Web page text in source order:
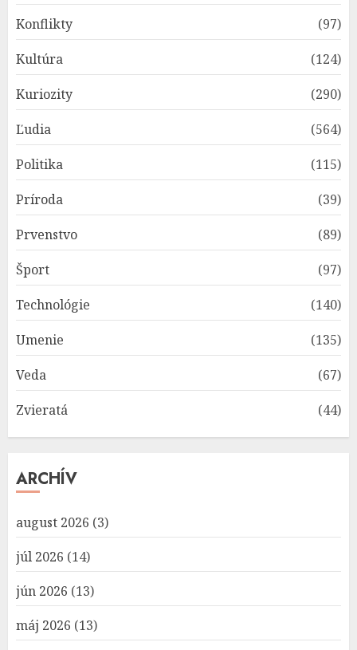
Konflikty
(97)
Kultúra
(124)
Kuriozity
(290)
Ľudia
(564)
Politika
(115)
Príroda
(39)
Prvenstvo
(89)
Šport
(97)
Technológie
(140)
Umenie
(135)
Veda
(67)
Zvieratá
(44)
ARCHÍV
august 2026 (3)
júl 2026 (14)
jún 2026 (13)
máj 2026 (13)